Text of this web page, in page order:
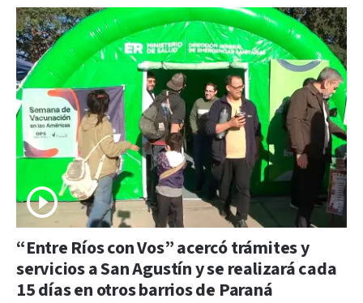
“Entre Ríos con Vos” acercó trámites y
servicios a San Agustín y se realizará cada
15 días en otros barrios de Paraná